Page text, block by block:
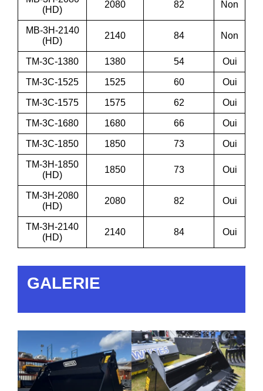
(HD)
2080 82 Non
MB-3H-2140
(HD)
2140 84 Non
TM-3C-1380 1380 54 Oui
TM-3C-1525 1525 60 Oui
TM-3C-1575 1575 62 Oui
TM-3C-1680 1680 66 Oui
TM-3C-1850 1850 73 Oui
TM-3H-1850
(HD)
1850 73 Oui
TM-3H-2080
(HD)
2080 82 Oui
TM-3H-2140
(HD)
2140 84 Oui
GALERIE